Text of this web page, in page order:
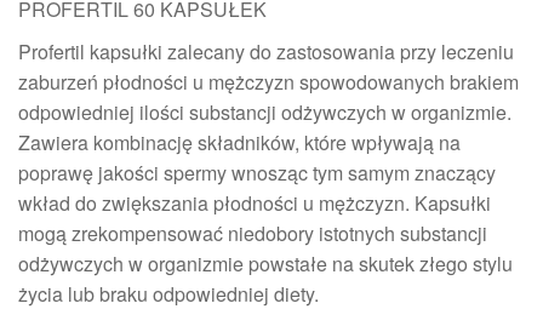
PROFERTIL 60 KAPSUŁEK
Profertil kapsułki zalecany do zastosowania przy leczeniu
zaburzeń płodności u mężczyzn spowodowanych brakiem
odpowiedniej ilości substancji odżywczych w organizmie.
Zawiera kombinację składników, które wpływają na
poprawę jakości spermy wnosząc tym samym znaczący
wkład do zwiększania płodności u mężczyzn. Kapsułki
mogą zrekompensować niedobory istotnych substancji
odżywczych w organizmie powstałe na skutek złego stylu
życia lub braku odpowiedniej diety.